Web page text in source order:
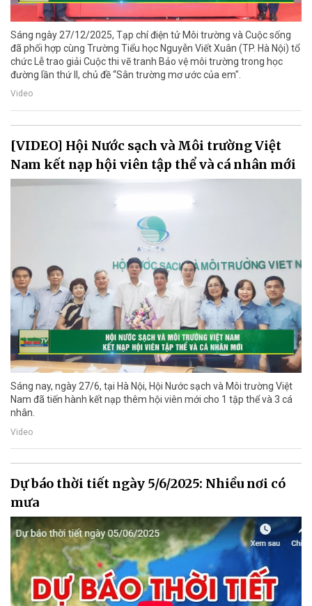
Sáng ngày 27/12/2025, Tạp chí điện tử Môi trường và Cuộc sống
đã phối hợp cùng Trường Tiểu học Nguyễn Viết Xuân (TP. Hà Nội) tổ
chức Lễ trao giải Cuộc thi vẽ tranh Bảo vệ môi trường trong học
đường lần thứ II, chủ đề “Sân trường mơ ước của em".
Video
[VIDEO] Hội Nước sạch và Môi trường Việt
Nam kết nạp hội viên tập thể và cá nhân mới
Sáng nay, ngày 27/6, tại Hà Nội, Hội Nước sạch và Môi trường Việt
Nam đã tiến hành kết nạp thêm hội viên mới cho 1 tập thể và 3 cá
nhân.
Video
Dự báo thời tiết ngày 5/6/2025: Nhiều nơi có
mưa